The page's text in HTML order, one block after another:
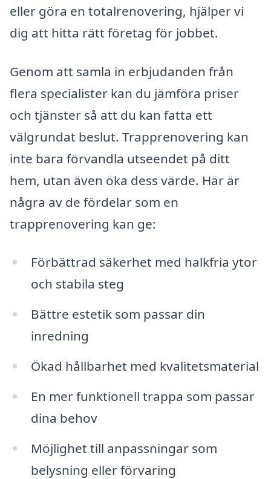
eller göra en totalrenovering, hjälper vi
dig att hitta rätt företag för jobbet.
Genom att samla in erbjudanden från
flera specialister kan du jämföra priser
och tjänster så att du kan fatta ett
välgrundat beslut. Trapprenovering kan
inte bara förvandla utseendet på ditt
hem, utan även öka dess värde. Här är
några av de fördelar som en
trapprenovering kan ge:
Förbättrad säkerhet med halkfria ytor
och stabila steg
Bättre estetik som passar din
inredning
Ökad hållbarhet med kvalitetsmaterial
En mer funktionell trappa som passar
dina behov
Möjlighet till anpassningar som
belysning eller förvaring